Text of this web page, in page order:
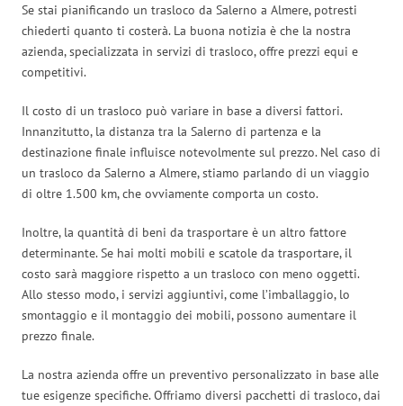
Se stai pianificando un trasloco da Salerno a Almere, potresti
chiederti quanto ti costerà. La buona notizia è che la nostra
azienda, specializzata in servizi di trasloco, offre prezzi equi e
competitivi.
Il costo di un trasloco può variare in base a diversi fattori.
Innanzitutto, la distanza tra la Salerno di partenza e la
destinazione finale influisce notevolmente sul prezzo. Nel caso di
un trasloco da Salerno a Almere, stiamo parlando di un viaggio
di oltre 1.500 km, che ovviamente comporta un costo.
Inoltre, la quantità di beni da trasportare è un altro fattore
determinante. Se hai molti mobili e scatole da trasportare, il
costo sarà maggiore rispetto a un trasloco con meno oggetti.
Allo stesso modo, i servizi aggiuntivi, come l’imballaggio, lo
smontaggio e il montaggio dei mobili, possono aumentare il
prezzo finale.
La nostra azienda offre un preventivo personalizzato in base alle
tue esigenze specifiche. Offriamo diversi pacchetti di trasloco, dai